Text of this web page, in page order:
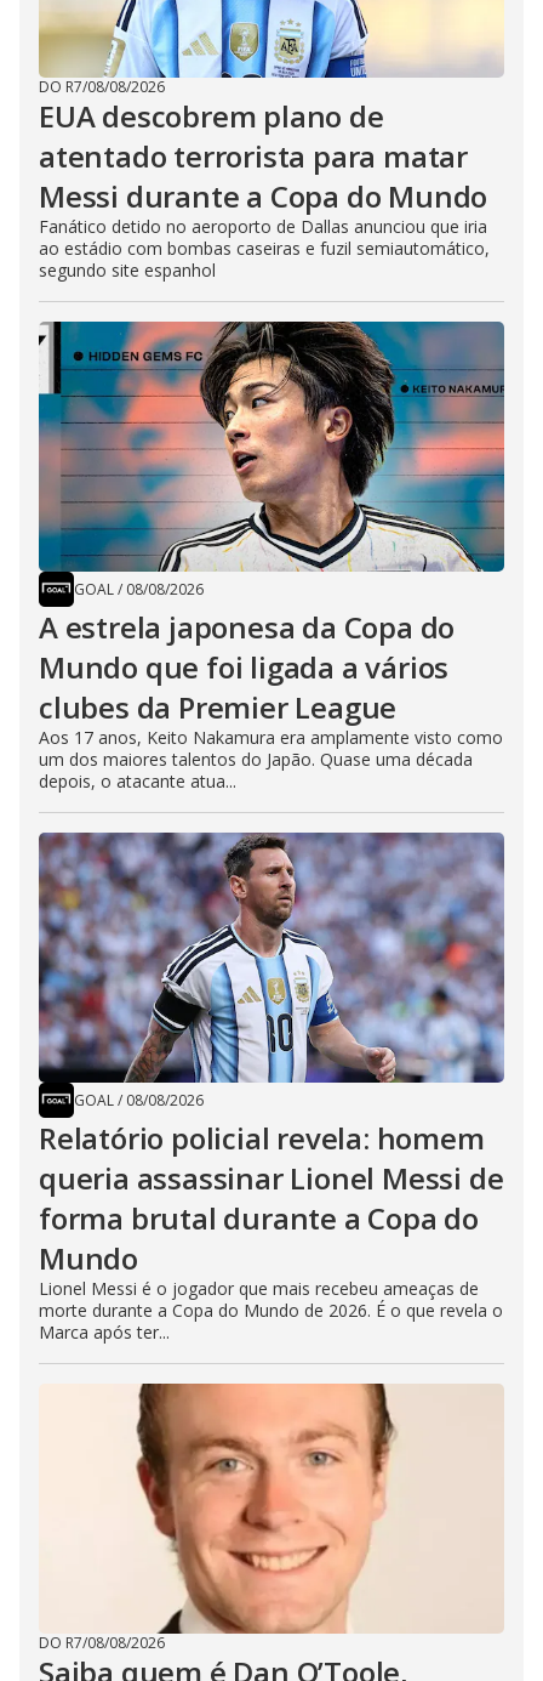
DO R7/08/08/2026
EUA descobrem plano de
atentado terrorista para matar
Messi durante a Copa do Mundo
Fanático detido no aeroporto de Dallas anunciou que iria
ao estádio com bombas caseiras e fuzil semiautomático,
segundo site espanhol
GOAL/ 08/08/2026
A estrela japonesa da Copa do
Mundo que foi ligada a vários
clubes da Premier League
Aos 17 anos, Keito Nakamura era amplamente visto como
um dos maiores talentos do Japão. Quase uma década
depois, o atacante atua...
GOAL/ 08/08/2026
Relatório policial revela: homem
queria assassinar Lionel Messi de
forma brutal durante a Copa do
Mundo
Lionel Messi é o jogador que mais recebeu ameaças de
morte durante a Copa do Mundo de 2026. É o que revela o
Marca após ter...
DO R7/08/08/2026
Saiba quem é Dan O’Toole,